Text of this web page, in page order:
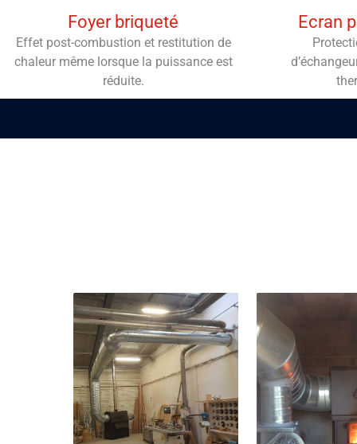
Foyer briqueté
Effet post-combustion et restitution de
chaleur même lorsque la puissance est
réduite.
Ecran